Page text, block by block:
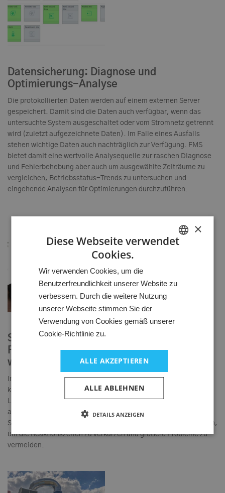
Datensicherung: Diagnose und
Optimierungs-Analyse
Die protokollierten Daten werden auf einem externen Server
gespeichert. Damit sind die Daten auch verfügbar, wenn das
untersuchte System ausgeschaltet oder vom Stromnetz getrennt
wird (zuletzt aufgezeichnete Daten). Im Falle eines Ausfalls
stehen wichtige Daten auch nachträglich zur Verfügung. FMS
bietet damit eine wertvolle Analysequelle zur raschen Diagnose
und Fehlerbehebung aber auch um ausgewählte Zeiträume zu
vergleichen, Betriebsstatus-Trends zu untersuchen und
eingehende Analysen für Optimierungen durchzuführen.
Systemsicherheit: Erkennen Sie
Fehlfunktionen bevor sie zum Problem
werden
In einem komplexen technologischen System kann schon eine
kleine Abweichung eine Folge von Ereignissen auslösen, die im
Laufe der Zeit zu erheblichen Problemen führen. Mit der
automatischen E-Mail-Sendefunktion des FMS kann das
Service- und Wartungsteam sofort über Fehler informiert werden,
um die Reaktionszeiten zu verkürzen und größere Probleme zu
vermeiden.
×
Diese Webseite verwendet
Cookies.
Wir verwenden Cookies, um die
Benutzerfreundlichkeit unserer Website zu
verbessern. Durch die weitere Nutzung
unserer Webseite stimmen Sie der
Verwendung von Cookies gemäß unserer
Cookie-Richtlinie zu.
ALLE AKZEPTIEREN
ALLE ABLEHNEN
DETAILS ANZEIGEN